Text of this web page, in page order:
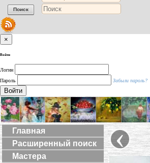
×
Войти
Логин
Пароль
Забыли пароль?
Войти
Главная
Расширенный поиск
Мастера
‹